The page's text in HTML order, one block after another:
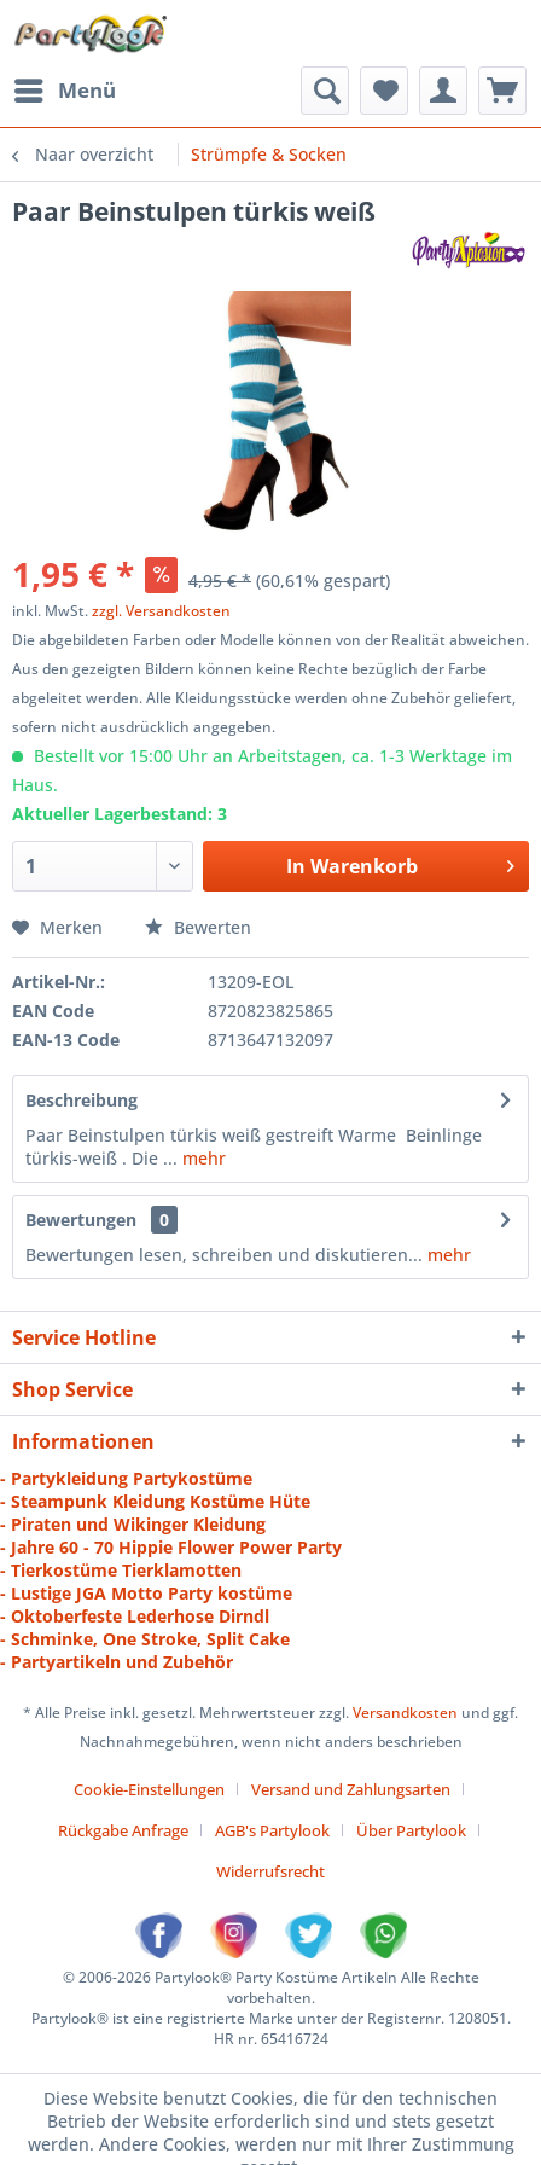
Menü
Naar overzicht Strümpfe & Socken
Paar Beinstulpen türkis weiß
1,95 € * 4,95 € * (60,61% gespart)
inkl. MwSt.zzgl. Versandkosten
Die abgebildeten Farben oder Modelle können von der Realität abweichen.
Aus den gezeigten Bildern können keine Rechte bezüglich der Farbe
abgeleitet werden. Alle Kleidungsstücke werden ohne Zubehör geliefert,
sofern nicht ausdrücklich angegeben.
Bestellt vor 15:00 Uhr an Arbeitstagen, ca. 1-3 Werktage im
Haus.
Aktueller Lagerbestand: 3
In Warenkorb
Merken Bewerten
Artikel-Nr.:
13209-EOL
EAN Code
8720823825865
EAN-13 Code
8713647132097
Beschreibung
Paar Beinstulpen türkis weiß gestreift Warme Beinlinge
türkis-weiß . Die ... mehr
Bewertungen
0
Bewertungen lesen, schreiben und diskutieren... mehr
Service Hotline
Shop Service
Informationen
- Partykleidung Partykostüme
- Steampunk Kleidung Kostüme Hüte
- Piraten und Wikinger Kleidung
- Jahre 60 - 70 Hippie Flower Power Party
- Tierkostüme Tierklamotten
- Lustige JGA Motto Party kostüme
- Oktoberfeste Lederhose Dirndl
- Schminke, One Stroke, Split Cake
- Partyartikeln und Zubehör
* Alle Preise inkl. gesetzl. Mehrwertsteuer zzgl.Versandkosten und ggf.
Nachnahmegebühren, wenn nicht anders beschrieben
Cookie-Einstellungen
Versand und Zahlungsarten
Rückgabe Anfrage
AGB's Partylook
Über Partylook
Widerrufsrecht
© 2006-2026 Partylook® Party Kostüme Artikeln Alle Rechte
vorbehalten.
Partylook® ist eine registrierte Marke unter der Registernr. 1208051.
HR nr. 65416724
Diese Website benutzt Cookies, die für den technischen
Betrieb der Website erforderlich sind und stets gesetzt
werden. Andere Cookies, werden nur mit Ihrer Zustimmung